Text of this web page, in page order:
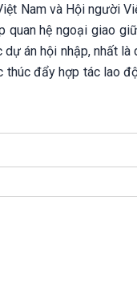
Nam và Hội người
quan hệ ngoại giao
dự án hội nhập, nhất
đẩy hợp tác lao